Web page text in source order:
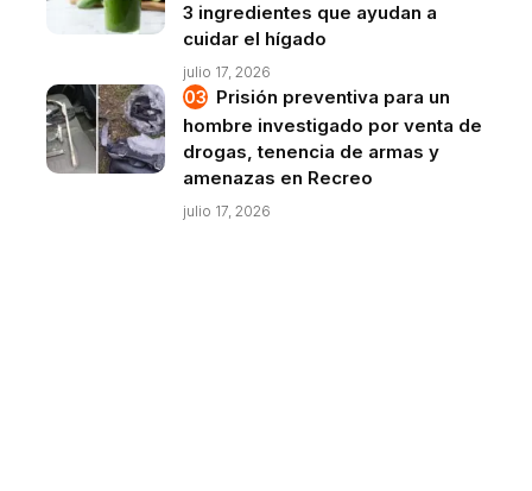
3 ingredientes que ayudan a
cuidar el hígado
julio 17, 2026
Prisión preventiva para un
hombre investigado por venta de
drogas, tenencia de armas y
amenazas en Recreo
julio 17, 2026